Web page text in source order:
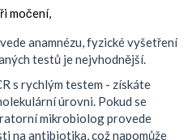
močení,
anamnézu, fyzické vyšetření
testů je nejvhodnější.
s rychlým testem - získáte
úrovni. Pokud se
mikrobiolog provede
na antibiotika, což napomůže